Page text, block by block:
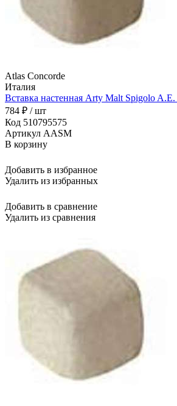
Atlas Concorde
Италия
Вставка настенная Arty Malt Spigolo
784 ₽ / шт
Код 510795575
Артикул AASM
В корзину
Добавить в избранное
Удалить из избранных
Добавить в сравнение
Удалить из сравнения